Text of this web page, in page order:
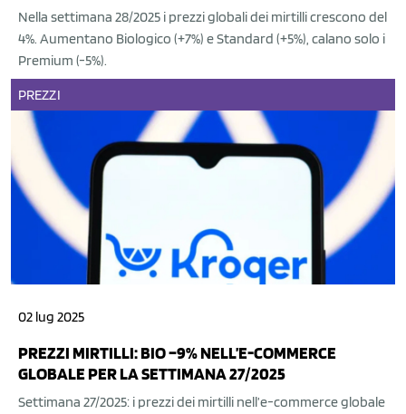
Nella settimana 28/2025 i prezzi globali dei mirtilli crescono del
4%. Aumentano Biologico (+7%) e Standard (+5%), calano solo i
Premium (-5%).
PREZZI
02 lug 2025
PREZZI MIRTILLI: BIO –9% NELL’E-COMMERCE
GLOBALE PER LA SETTIMANA 27/2025
Settimana 27/2025: i prezzi dei mirtilli nell’e-commerce globale